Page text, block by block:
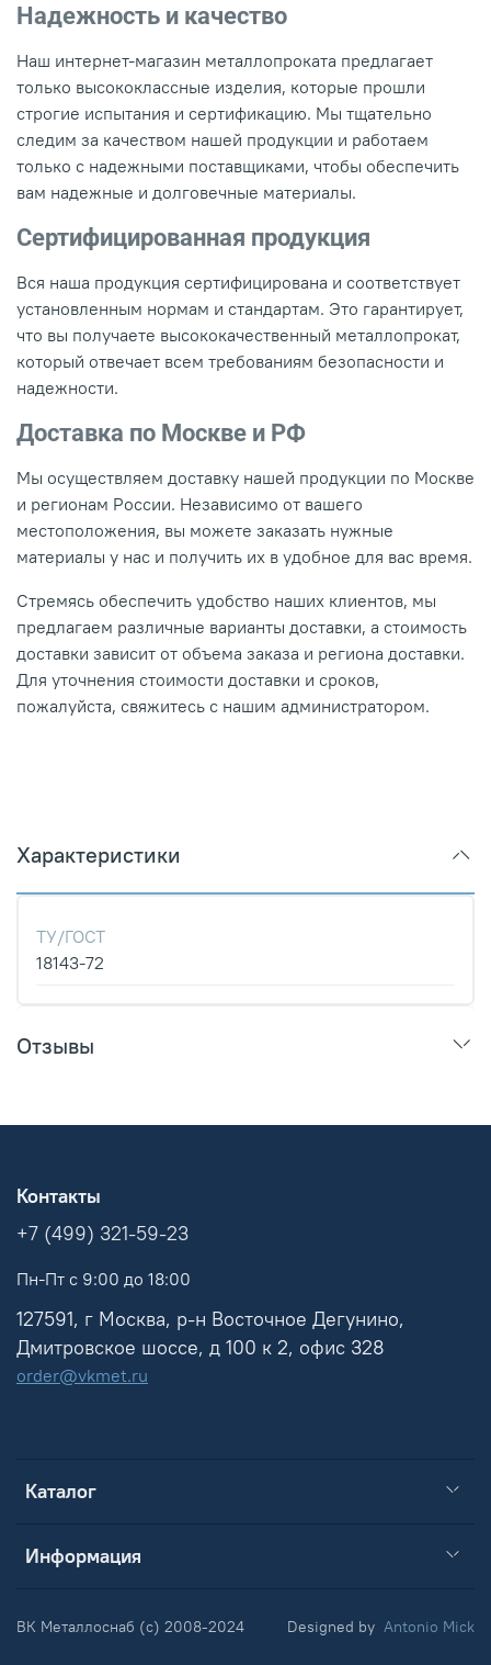
Надежность и качество
Наш интернет-магазин металлопроката предлагает
только высококлассные изделия, которые прошли
строгие испытания и сертификацию. Мы тщательно
следим за качеством нашей продукции и работаем
только с надежными поставщиками, чтобы обеспечить
вам надежные и долговечные материалы.
Сертифицированная продукция
Вся наша продукция сертифицирована и соответствует
установленным нормам и стандартам. Это гарантирует,
что вы получаете высококачественный металлопрокат,
который отвечает всем требованиям безопасности и
надежности.
Доставка по Москве и РФ
Мы осуществляем доставку нашей продукции по Москве
и регионам России. Независимо от вашего
местоположения, вы можете заказать нужные
материалы у нас и получить их в удобное для вас время.
Стремясь обеспечить удобство наших клиентов, мы
предлагаем различные варианты доставки, а стоимость
доставки зависит от объема заказа и региона доставки.
Для уточнения стоимости доставки и сроков,
пожалуйста, свяжитесь с нашим администратором.
Характеристики
ТУ/ГОСТ
18143-72
Отзывы
Каталог
Информация
Контакты
+7 (499) 321-59-23
Пн-Пт с 9:00 до 18:00
127591, г Москва, р-н Восточное Дегунино,
Дмитровское шоссе, д 100 к 2, офис 328
order@vkmet.ru
ВК Металлоснаб (c) 2008-2024 Designed by Antonio Mick